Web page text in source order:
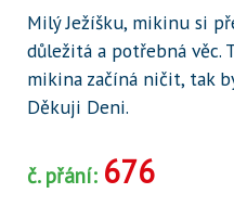
Milý Ježíšku, mikinu si
důležitá a potřebná věc.
mikina začíná ničit, tak
Děkuji Deni.
č. přání: 676